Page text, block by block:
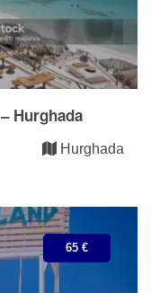
Hurghada
Hurghada
65 €